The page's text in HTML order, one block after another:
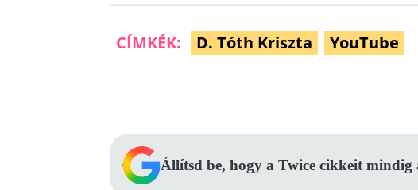
CÍMKÉK: D. Tóth Kriszta YouTube
Állítsd be, hogy a Twice cikkeit mindig